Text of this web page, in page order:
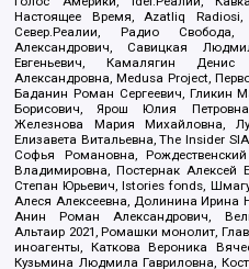
Настоящее Время, Azatliq Radiosi,
Север.Реалии, Радио Свобода,
Александрович, Савицкая
Евгеньевич, Камалягин
Александровна, Medusa Project,
Баданин Роман Сергеевич, Гликин
Борисович, Ярош Юлия
Железнова Мария Михайловна,
Елизавета Витальевна, The Insider
Софья Романовна,
Владимировна, Постернак Алексей
Степан Юрьевич, Istories fonds,
Алеся Алексеевна, Долинина
Анин Роман Александрович,
Альтаир 2021, Ромашки монолит,
иноагенты, Каткова Вероника
Кузьмина Людмила Гавриловна,